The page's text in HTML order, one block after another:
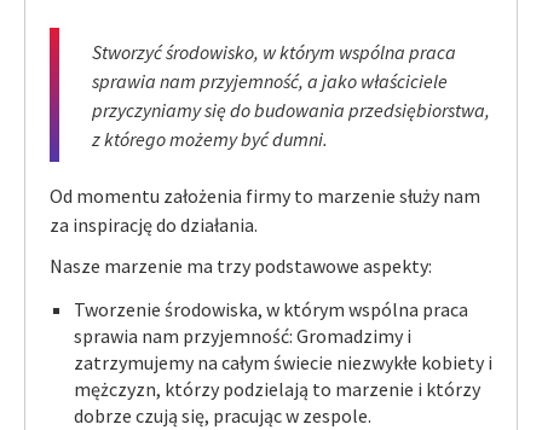
Stworzyć środowisko, w którym wspólna praca
sprawia nam przyjemność, a jako właściciele
przyczyniamy się do budowania przedsiębiorstwa,
z którego możemy być dumni.
Od momentu założenia firmy to marzenie służy nam
za inspirację do działania.
Nasze marzenie ma trzy podstawowe aspekty:
Tworzenie środowiska, w którym wspólna praca
sprawia nam przyjemność: Gromadzimy i
zatrzymujemy na całym świecie niezwykłe kobiety i
mężczyzn, którzy podzielają to marzenie i którzy
dobrze czują się, pracując w zespole.